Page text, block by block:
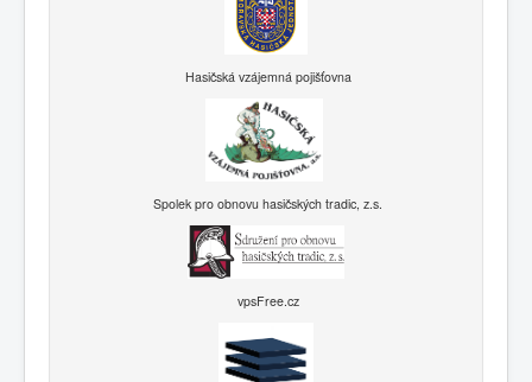
Hasičská vzájemná pojišťovna
Spolek pro obnovu hasičských tradic, z.s.
vpsFree.cz